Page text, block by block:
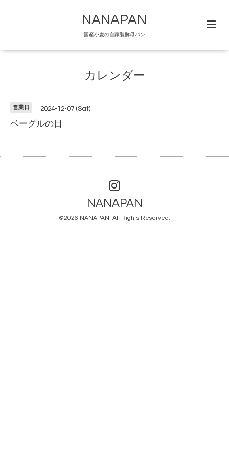
NANAPAN
国産小麦の自家製酵母パン
カレンダー
営業日 2024-12-07 (Sat)
ベーグルの日
NANAPAN
©2026 NANAPAN. All Rights Reserved.